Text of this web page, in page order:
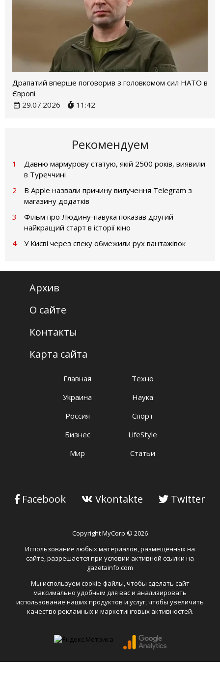
Драпатий вперше поговорив з головкомом сил НАТО в
Європі
29.07.2026
11:42
Рекомендуем
1
Давню мармурову статую, якій 2500 років, виявили
в Туреччині
2
В Apple назвали причину вилучення Telegram з
магазину додатків
3
Фільм про Людину-павука показав другий
найкращий старт в історії кіно
4
У Києві через спеку обмежили рух вантажівок
Copyright MyCorp © 2026
Использование любых материалов, размещённых на
сайте, разрешается при условии активной ссылки на
gazetainfo.com
Мы используем cookie-файлы, чтобы сделать сайт
максимально удобным для вас и анализировать
использование наших продуктов и услуг, чтобы увеличить
качество рекламных и маркетинговых активностей.
Главная
Украина
Россия
Бизнес
Мир
Техно
Наука
Спорт
LifeStyle
Статьи
Facebook Vkontakte Twitter
Архив
О сайте
Контакты
Карта сайта